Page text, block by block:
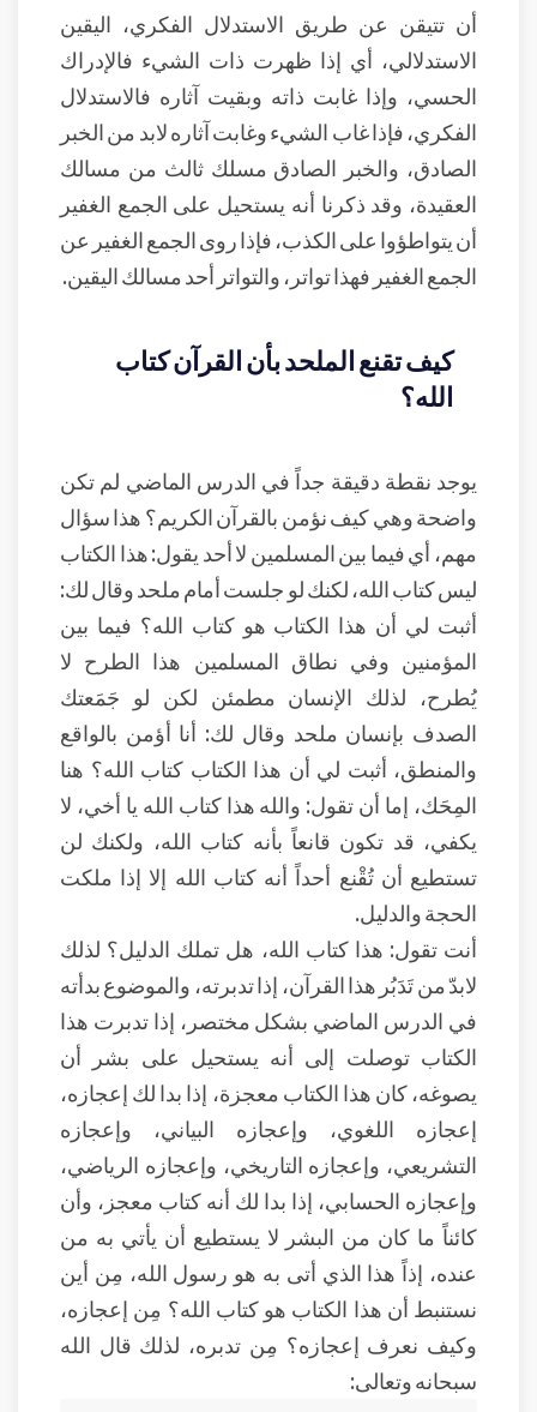
أن تتيقن عن طريق الاستدلال الفكري، اليقين
الاستدلالي، أي إذا ظهرت ذات الشيء فالإدراك
الحسي، وإذا غابت ذاته وبقيت آثاره فالاستدلال
الفكري، فإذا غاب الشيء وغابت آثاره لابد من الخبر
الصادق، والخبر الصادق مسلك ثالث من مسالك
العقيدة، وقد ذكرنا أنه يستحيل على الجمع الغفير
أن يتواطؤوا على الكذب، فإذا روى الجمع الغفير عن
الجمع الغفير فهذا تواتر، والتواتر أحد مسالك اليقين.
كيف تقنع الملحد بأن القرآن كتاب
الله؟
يوجد نقطة دقيقة جداً في الدرس الماضي لم تكن
واضحة وهي كيف نؤمن بالقرآن الكريم؟ هذا سؤال
مهم، أي فيما بين المسلمين لا أحد يقول: هذا الكتاب
ليس كتاب الله، لكنك لو جلست أمام ملحد وقال لك:
أثبت لي أن هذا الكتاب هو كتاب الله؟ فيما بين
المؤمنين وفي نطاق المسلمين هذا الطرح لا
يُطرح، لذلك الإنسان مطمئن لكن لو جَمَعتك
الصدف بإنسان ملحد وقال لك: أنا أؤمن بالواقع
والمنطق، أثبت لي أن هذا الكتاب كتاب الله؟ هنا
المِحَك، إما أن تقول: والله هذا كتاب الله يا أخي، لا
يكفي، قد تكون قانعاً بأنه كتاب الله، ولكنك لن
تستطيع أن تُقْنع أحداً أنه كتاب الله إلا إذا ملكت
الحجة والدليل.
أنت تقول: هذا كتاب الله، هل تملك الدليل؟ لذلك
لابدّ من تَدَبُر هذا القرآن، إذا تدبرته، والموضوع بدأته
في الدرس الماضي بشكل مختصر، إذا تدبرت هذا
الكتاب توصلت إلى أنه يستحيل على بشر أن
يصوغه، كان هذا الكتاب معجزة، إذا بدا لك إعجازه،
إعجازه اللغوي، وإعجازه البياني، وإعجازه
التشريعي، وإعجازه التاريخي، وإعجازه الرياضي،
وإعجازه الحسابي، إذا بدا لك أنه كتاب معجز، وأن
كائناً ما كان من البشر لا يستطيع أن يأتي به من
عنده، إذاً هذا الذي أتى به هو رسول الله، مِن أين
نستنبط أن هذا الكتاب هو كتاب الله؟ مِن إعجازه،
وكيف نعرف إعجازه؟ مِن تدبره، لذلك قال الله
سبحانه وتعالى: